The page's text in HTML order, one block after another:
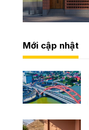
Mới cập nhật